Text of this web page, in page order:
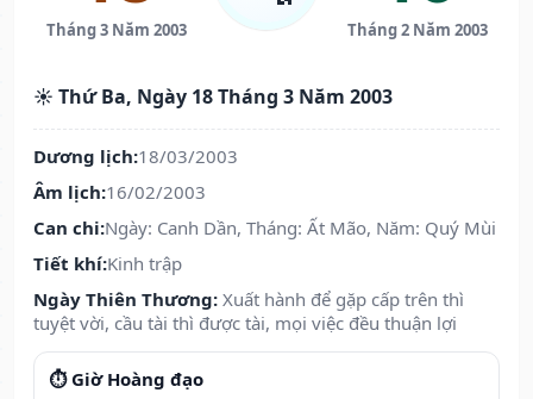
Tháng 3 Năm 2003 Tháng 2 Năm 2003
☀️ Thứ Ba, Ngày 18 Tháng 3 Năm 2003
Dương lịch:18/03/2003
Âm lịch:16/02/2003
Can chi:Ngày: Canh Dần, Tháng: Ất Mão, Năm: Quý Mùi
Tiết khí:Kinh trập
Ngày Thiên Thương: Xuất hành để gặp cấp trên thì
tuyệt vời, cầu tài thì được tài, mọi việc đều thuận lợi
⏱️ Giờ Hoàng đạo